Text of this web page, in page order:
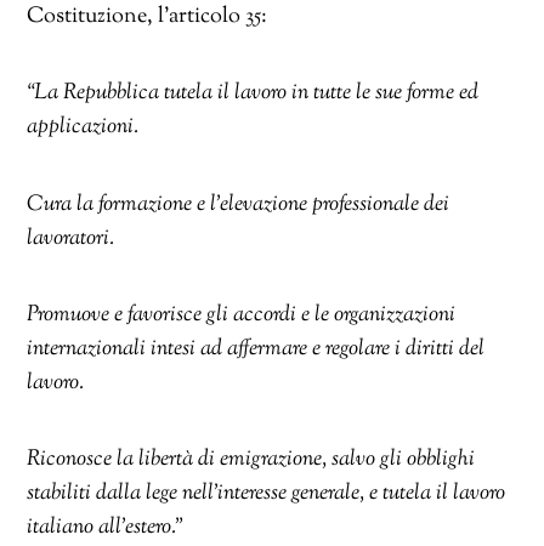
Costituzione, l’articolo 35:
“La Repubblica tutela il lavoro in tutte le sue forme ed
applicazioni.
Cura la formazione e l’elevazione professionale dei
lavoratori.
Promuove e favorisce gli accordi e le organizzazioni
internazionali intesi ad affermare e regolare i diritti del
lavoro.
Riconosce la libertà di emigrazione, salvo gli obblighi
stabiliti dalla lege nell’interesse generale, e tutela il lavoro
italiano all’estero.”